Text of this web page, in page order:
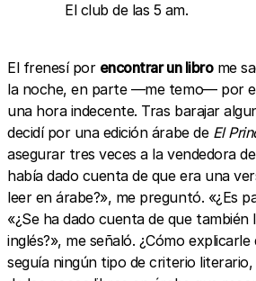
El club de las 5 am.
El frenesí por encontrar un librome
la noche, en parte —me temo— por
una hora indecente. Tras barajar
decidí por una edición árabe de El
asegurar tres veces a la vendedora
había dado cuenta de que era una
leer en árabe?», me preguntó. «¿Es
«¿Se ha dado cuenta de que también
inglés?», me señaló. ¿Cómo
seguía ningún tipo de criterio